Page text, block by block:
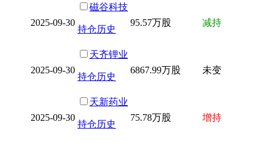
2025-09-30
磁谷科技
持仓历史
95.57万股 减持
2025-09-30
天齐锂业
持仓历史
6867.99万股 未变
2025-09-30
天新药业
持仓历史
75.78万股 增持